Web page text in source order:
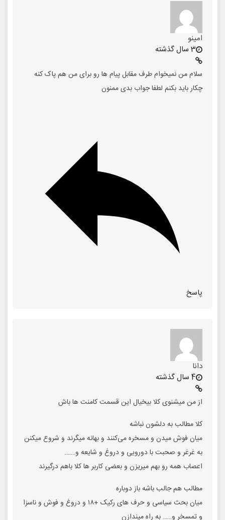
امینو
3 سال گذشته
سلام من نمیخوام طرف مقابل پیام ها رو برای من هم پاک کنه
چکار باید بکنم لطفا جواب بدی ممنون
پاسخ
دانا
4 سال گذشته
از من میشنوی کلا بیخیال این قسمت کامنت ها باش
کلا مطالب به دلشون نباشه
میان فوش میدن و مسخره می‌کنند و بهانه میگرند و شروع میکنن
به غرغر و صحبت با دورویی و دروغ و شایعه و…….
اعصاب همه رو بهم میریزن و بعضی کاربر ها کلا باهم درگیرند
مطالب هم جالب باشه باز دوباره
میان بحث سیاسی و حرف های رکیک +۱۸ و دروغ و فوش و ناسزا
و تمسخر و…… به راه میندازن